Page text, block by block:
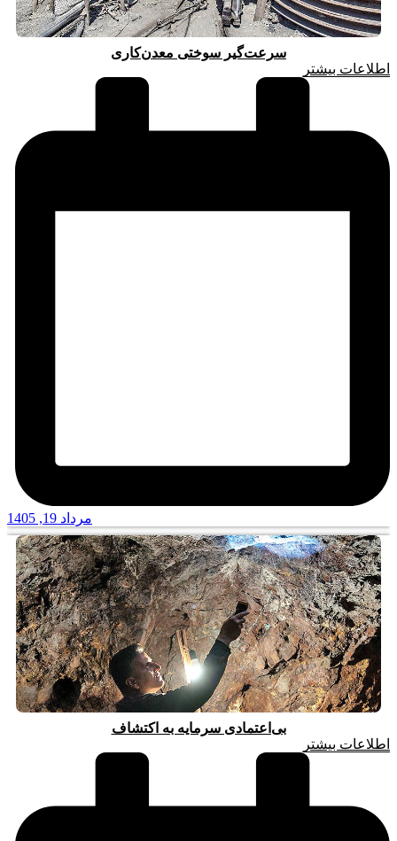
سرعت‌گیر سوختی معدن‌کاری
اطلاعات بیشتر
مرداد 19, 1405
بی‌اعتمادی سرمایه به اکتشاف
اطلاعات بیشتر